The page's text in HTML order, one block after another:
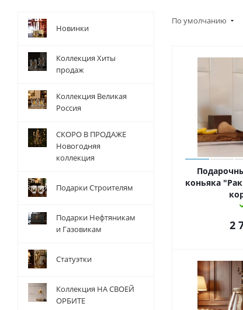
По умолчанию
коньяка
2
Новинки
Коллекция Хиты
продаж
Коллекция Великая
Россия
СКОРО В ПРОДАЖЕ
Новогодняя
коллекция
Подарки Строителям
Подарки Нефтяникам
и Газовикам
Статуэтки
Коллекция НА СВОЕЙ
ОРБИТЕ